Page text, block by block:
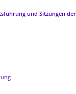
und Sitzungen